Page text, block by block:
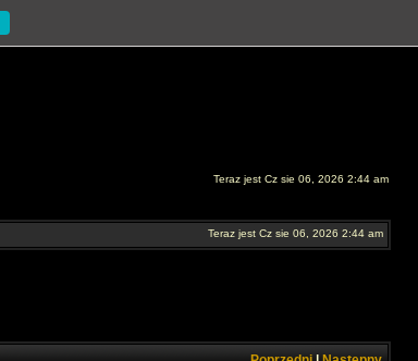
Teraz jest Cz sie 06, 2026 2:44 am
Teraz jest Cz sie 06, 2026 2:44 am